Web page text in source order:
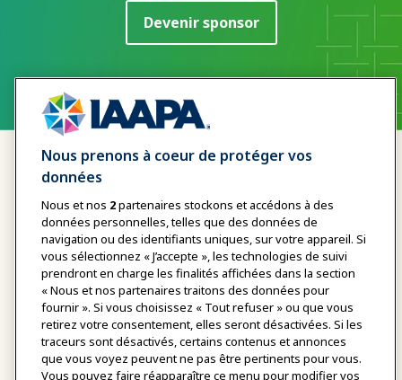
Devenir sponsor
CONTACTEZ-
Nous prenons à coeur de protéger vos
données
Nous et nos 2partenaires stockons et accédons à des
données personnelles, telles que des données de
navigation ou des identifiants uniques, sur votre appareil. Si
vous sélectionnez « J’accepte », les technologies de suivi
prendront en charge les finalités affichées dans la section
« Nous et nos partenaires traitons des données pour
fournir ». Si vous choisissez « Tout refuser » ou que vous
retirez votre consentement, elles seront désactivées. Si les
traceurs sont désactivés, certains contenus et annonces
que vous voyez peuvent ne pas être pertinents pour vous.
Vous pouvez faire réapparaître ce menu pour modifier vos